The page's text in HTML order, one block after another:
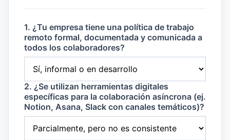
1. ¿Tu empresa tiene una política de trabajo
remoto formal, documentada y comunicada a
todos los colaboradores?
2. ¿Se utilizan herramientas digitales
específicas para la colaboración asíncrona (ej.
Notion, Asana, Slack con canales temáticos)?